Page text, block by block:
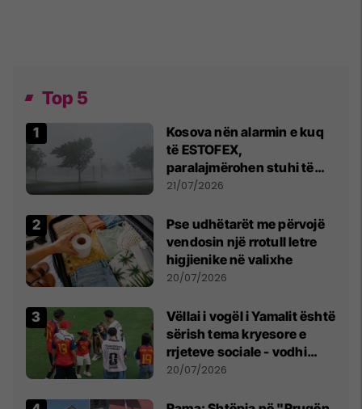
Top 5
Kosova nën alarmin e kuq
të ESTOFEX,
paralajmërohen stuhi të
fuqishme me breshër dhe
21/07/2026
Pse udhëtarët me përvojë
vendosin një rrotull letre
higjienike në valixhe
20/07/2026
Vëllai i vogël i Yamalit është
sërish tema kryesore e
rrjeteve sociale - vodhi
vëmendjen pas finales së
20/07/2026